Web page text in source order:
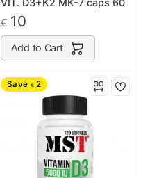
VIT. D3+K2 MK-7 caps 60
€ 10
Add to Cart
Save € 2